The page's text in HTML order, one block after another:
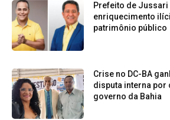
Prefeito de
enriquecimento
patrimônio público
Crise no DC-BA
disputa interna por
governo da Bahia